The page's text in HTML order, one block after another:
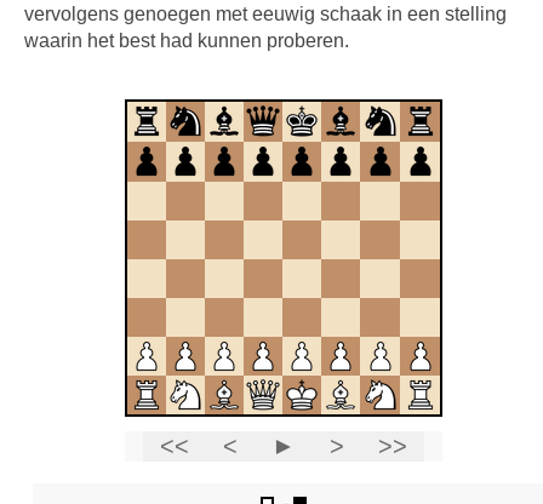
vervolgens genoegen met eeuwig schaak in een stelling
waarin het best had kunnen proberen.